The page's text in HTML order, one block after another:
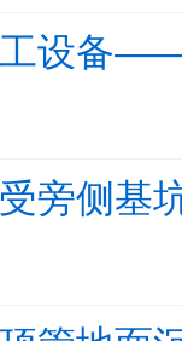
工设备
旁侧基